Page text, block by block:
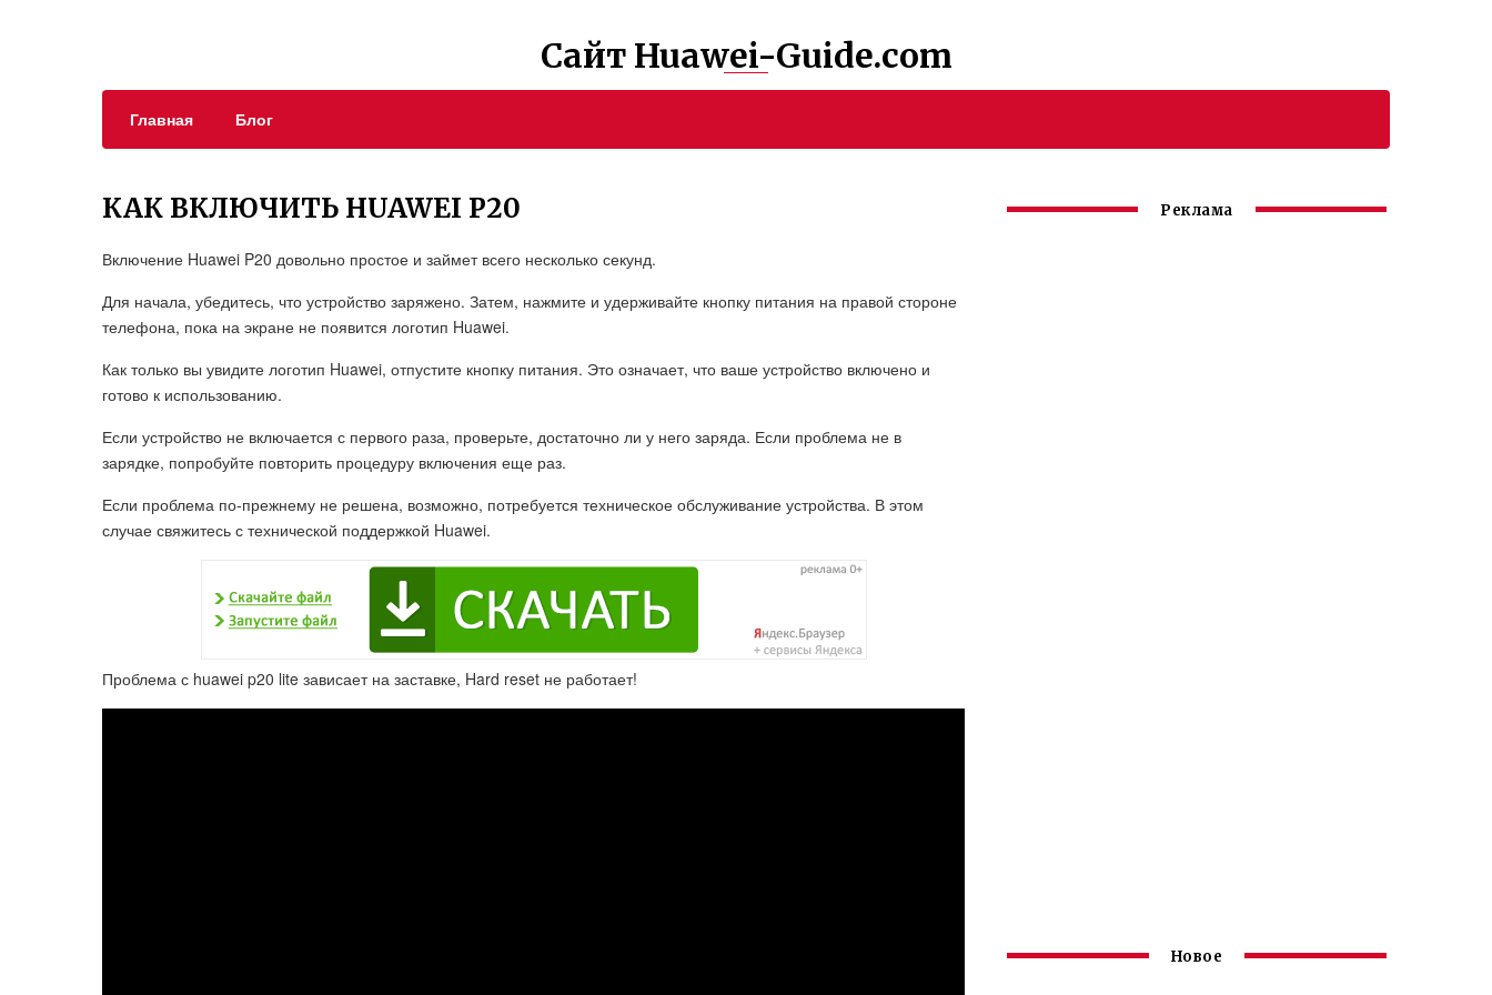
Сайт Huawei-Guide.com
Главная Блог
КАК ВКЛЮЧИТЬ HUAWEI P20
Включение Huawei P20 довольно простое и займет всего несколько секунд.
Для начала, убедитесь, что устройство заряжено. Затем, нажмите и удерживайте кнопку питания на правой стороне
телефона, пока на экране не появится логотип Huawei.
Как только вы увидите логотип Huawei, отпустите кнопку питания. Это означает, что ваше устройство включено и
готово к использованию.
Если устройство не включается с первого раза, проверьте, достаточно ли у него заряда. Если проблема не в
зарядке, попробуйте повторить процедуру включения еще раз.
Если проблема по-прежнему не решена, возможно, потребуется техническое обслуживание устройства. В этом
случае свяжитесь с технической поддержкой Huawei.
Проблема с huawei p20 lite зависает на заставке, Hard reset не работает!
Реклама
Новое